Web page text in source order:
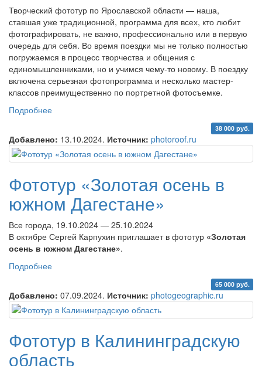
Творческий фототур по Ярославской области — наша,
ставшая уже традиционной, программа для всех, кто любит
фотографировать, не важно, профессионально или в первую
очередь для себя. Во время поездки мы не только полностью
погружаемся в процесс творчества и общения с
единомышленниками, но и учимся чему-то новому. В поездку
включена серьезная фотопрограмма и несколько мастер-
классов преимущественно по портретной фотосъемке.
Подробнее
38 000 руб.
Добавлено: 13.10.2024. Источник: photoroof.ru
Фототур «Золотая осень в
южном Дагестане»
Все города, 19.10.2024 — 25.10.2024
В октябре Сергей Карпухин приглашает в фототур «Золотая
осень в южном Дагестане».
Подробнее
65 000 руб.
Добавлено: 07.09.2024. Источник: photogeographic.ru
Фототур в Калининградскую
область